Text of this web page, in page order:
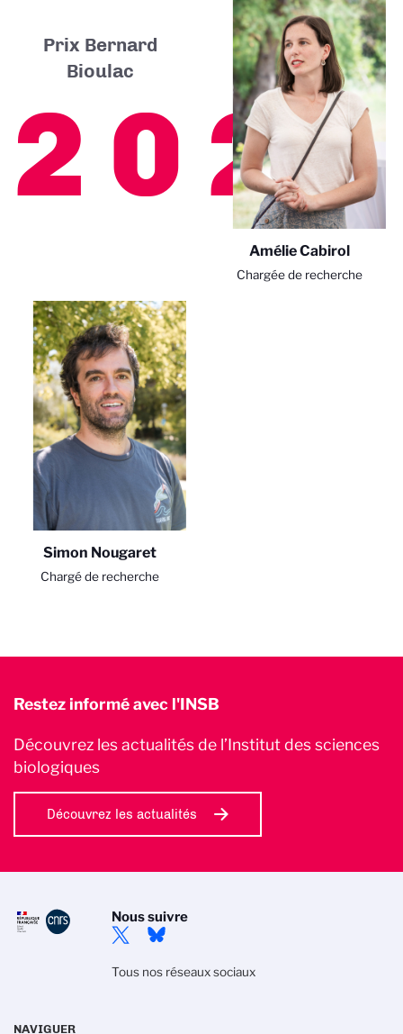
Prix Bernard
Bioulac
2024
Amélie Cabirol
Chargée de recherche
Simon Nougaret
Chargé de recherche
Restez informé avec l'INSB
Découvrez les actualités de l’Institut des sciences
biologiques
Découvrez les actualités
Nous suivre
Tous nos réseaux sociaux
NAVIGUER